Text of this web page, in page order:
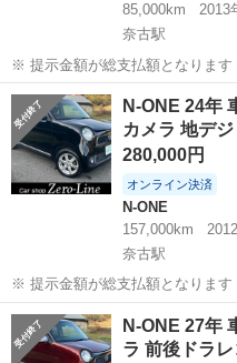
85,000km
2013
奈古駅
※ 提示金額が総支払額となります
いきなりの購入はキャンセルさせ
ます。 まず支払い能力がない、約束を守れない、調べれば分かること
やくだらない質問、値...
山口 萩市 ス
N-ONE 24年
カメラ 地デ
280,000円
オンライン決済
N-ONE
157,000km
奈古駅
※ 提示金額が総支払額となります
いきなりの購入はキャンセルさせ
ます。 まず支払い能力がない、約束を守れない、調べれば分かること
やくだらない質問、値...
山口 萩市 N-
N-ONE 27年
ラ 前後ドラ